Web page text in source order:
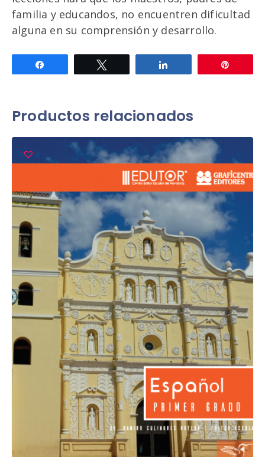
familia y educandos, no encuentren dificultad
alguna en su comprensión y desarrollo.
Productos relacionados